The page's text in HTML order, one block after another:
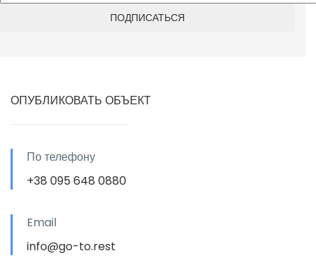
ОПУБЛИКОВАТЬ ОБЪЕКТ
По телефону
+38 095 648 0880
Email
info@go-to.rest